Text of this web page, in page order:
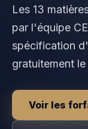
Les 13
par l'équipe
spécification
gratuitement
Voir les